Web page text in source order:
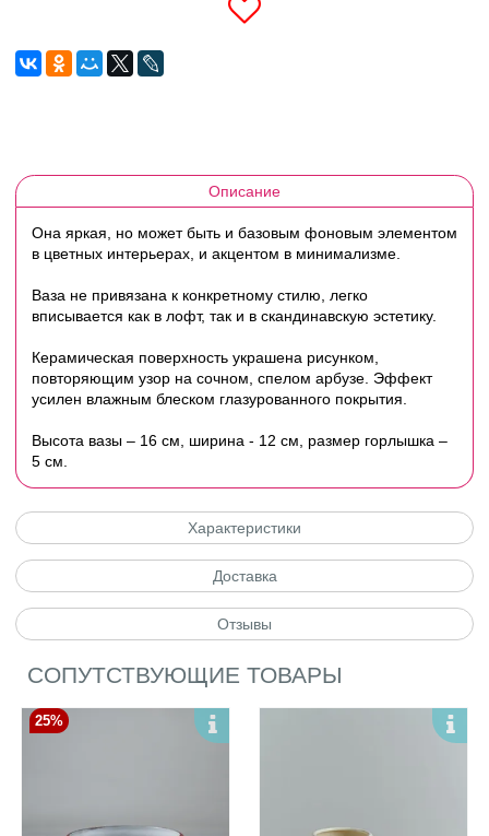
Описание
Она яркая, но может быть и базовым фоновым элементом
в цветных интерьерах, и акцентом в минимализме.
Ваза не привязана к конкретному стилю, легко
вписывается как в лофт, так и в скандинавскую эстетику.
Керамическая поверхность украшена рисунком,
повторяющим узор на сочном, спелом арбузе. Эффект
усилен влажным блеском глазурованного покрытия.
Высота вазы – 16 см, ширина - 12 см, размер горлышка –
5 см.
Характеристики
Доставка
Отзывы
СОПУТСТВУЮЩИЕ ТОВАРЫ
25%